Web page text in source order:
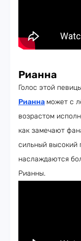
Рианна
Голос этой
Рианна может с
возрастом
как замечают
сильный высокий
наслаждаются
Рианны.